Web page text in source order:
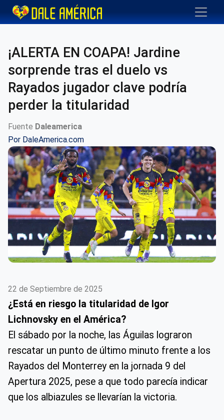
¡ALERTA EN COAPA! Jardine
sorprende tras el duelo vs
Rayados jugador clave podría
perder la titularidad
Fuente Daleamerica
Por DaleAmerica.com
22 de Septiembre de 2025
¿Está en riesgo la titularidad de Igor
Lichnovsky en el América?
El sábado por la noche, las Águilas lograron
rescatar un punto de último minuto frente a los
Rayados del Monterrey en la jornada 9 del
Apertura 2025, pese a que todo parecía indicar
que los albiazules se llevarían la victoria.